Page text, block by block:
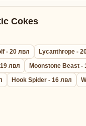
Cokes
- 20 лвл Lycanthrope -
лвл
Moonstone Beast -
Hook Spider - 16 лвл